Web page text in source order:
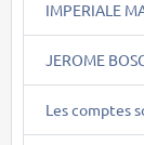
IMPERIALE
JEROME
Les comptes